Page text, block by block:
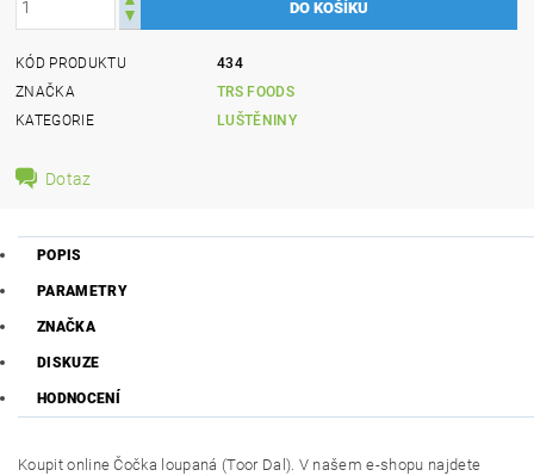
KÓD PRODUKTU
434
ZNAČKA
TRS FOODS
KATEGORIE
LUŠTĚNINY
Dotaz
POPIS
PARAMETRY
ZNAČKA
DISKUZE
HODNOCENÍ
Koupit online Čočka loupaná (Toor Dal). V našem e-shopu najdete